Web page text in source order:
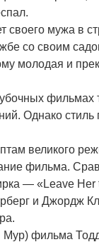
своего мужа в
со своим
молодая и
фильмах
Однако
великого
фильма.
— «Leave Her
и Джордж
Мур) фильма